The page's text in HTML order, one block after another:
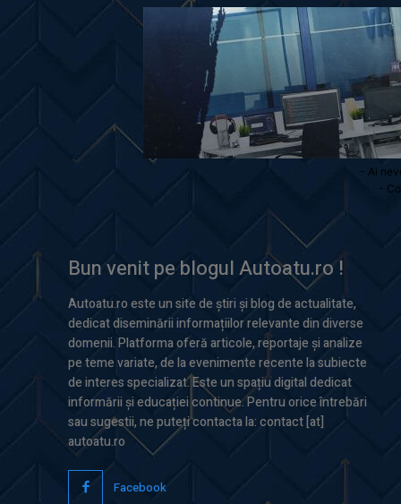
- Ai
-
Bun venit pe blogul Autoatu.ro !
Autoatu.ro este un site de știri și blog de actualitate,
dedicat diseminării informațiilor relevante din diverse
domenii. Platforma oferă articole, reportaje și analize
pe teme variate, de la evenimente recente la subiecte
de interes specializat. Este un spațiu digital dedicat
informării și educației continue. Pentru orice întrebări
sau sugestii, ne puteți contacta la: contact [at]
autoatu.ro
Facebook